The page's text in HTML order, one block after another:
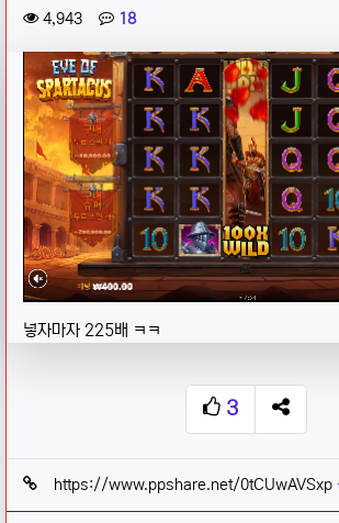
컨텐츠 정보
4,943조회 18댓글
본문
넣자마자 225배 ㅋㅋ
3
추천
SNS
https://www.ppshare.net/0tCUwAVSxp